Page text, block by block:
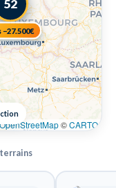
52
−27.500€
OpenStreetMap©CARTO